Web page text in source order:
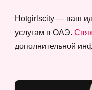
Hotgirlscity — ваш
услугам в ОАЭ.
дополнительной